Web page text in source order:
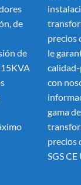
de
de
precios
le
con
gama
precios
SGS